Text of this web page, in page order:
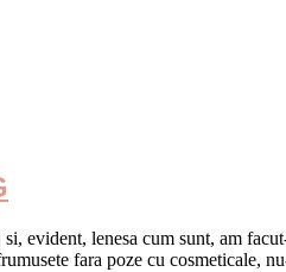
evident, lenesa cum sunt, am
fara poze cu cosmeticale,